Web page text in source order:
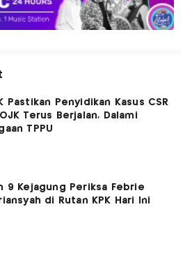
Pastikan Penyidikan Kasus CSR
Terus Berjalan, Dalami
TPPU
9 Kejagung Periksa Febrie
di Rutan KPK Hari Ini